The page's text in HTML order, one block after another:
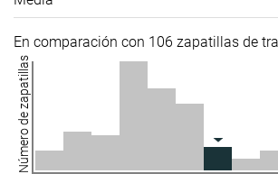
En comparación con 106 zapatillas de
Número de zapatillas